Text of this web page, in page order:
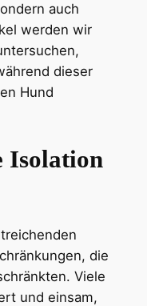
auch
werden wir
dieser
Hund
Isolation
die
Viele
und einsam,